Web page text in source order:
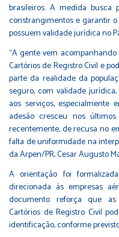
brasileiros. A medida busca
constrangimentos e garantir
possuem validade jurídica no
“A gente vem
Cartórios de Registro Civil e
parte da realidade da
seguro, com validade
aos serviços,
adesão cresceu nos
recentemente, de recusa no
falta de uniformidade na
da Arpen/PR, Cesar Augusto
A orientação foi
direcionada às empresas
documento reforça que
Cartórios de Registro Civil
identificação, conforme